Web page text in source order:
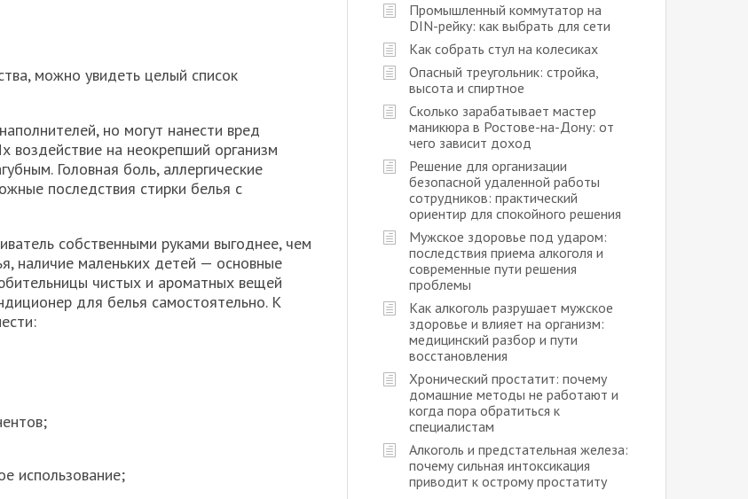
можно увидеть целый список
но могут нанести вред
воздействие на неокрепший организм
Головная боль, аллергические
последствия стирки белья с
собственными руками выгоднее, чем
наличие маленьких детей — основные
чистых и ароматных вещей
для белья самостоятельно. К
использование;
Промышленный коммутатор на
DIN-рейку: как выбрать для сети
Как собрать стул на колесиках
Опасный треугольник: стройка,
высота и спиртное
Сколько зарабатывает мастер
маникюра в Ростове-на-Дону: от
чего зависит доход
Решение для организации
безопасной удаленной работы
сотрудников: практический
ориентир для спокойного решения
Мужское здоровье под ударом:
последствия приема алкоголя и
современные пути решения
проблемы
Как алкоголь разрушает мужское
здоровье и влияет на организм:
медицинский разбор и пути
восстановления
Хронический простатит: почему
домашние методы не работают и
когда пора обратиться к
специалистам
Алкоголь и предстательная железа:
почему сильная интоксикация
приводит к острому простатиту